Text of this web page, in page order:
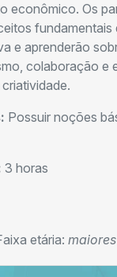
econômico. Os
fundamentais
e aprenderão
colaboração e
Possuir noções
3 horas
etária: